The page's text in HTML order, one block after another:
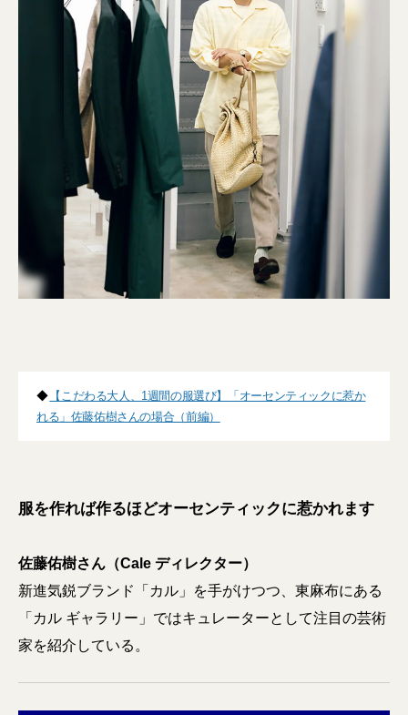
◆ 【こだわる大人、1週間の服選び】「オーセンティックに惹か
れる」佐藤佑樹さんの場合（前編）
服を作れば作るほどオーセンティックに惹かれます
佐藤佑樹さん（Cale ディレクター）
新進気鋭ブランド「カル」を手がけつつ、東麻布にある
「カル ギャラリー」ではキュレーターとして注目の芸術
家を紹介している。